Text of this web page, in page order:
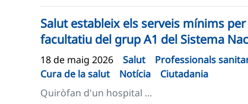
Salut estableix els serveis mínims
facultatiu del grup A1 del Sistema
18 de maig 2026 Salut Professionals
Cura de la salut
Notícia
Ciutadania
Quiròfan d'un hospital ...